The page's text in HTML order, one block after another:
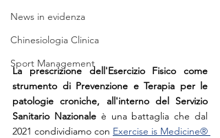
News in evidenza
Chinesiologia Clinica
Sport Management
La prescrizione dell'Esercizio Fisico come
strumento di Prevenzione e Terapia per le
patologie croniche, all'interno del Servizio
Sanitario Nazionale è una battaglia che dal
2021 condividiamo con Exercise is Medicine®️